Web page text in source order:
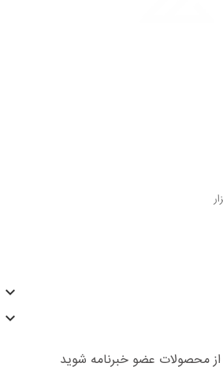


محصولات عضو خبرنامه شوید